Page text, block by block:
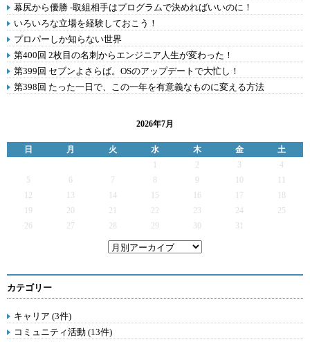
幕尻から優勝 -取組相手はプログラムで決めればいいのに！
いろいろな立場を経験しておこう！
プロパーしか知らない世界
第400回 2枚目の名刺からエンジニア人生が変わった！
第399回 セブンよさらば。OSのアップデートで大忙し！
第398回 たった一日で、この一年を有意義なものに変える方法
2026年7月
日 月 火 水 木 金
土
2 3
4
5
6 7 9
12
13 14 15 16 17
19
20 21 22 23 24
25
26
27 28 29 30 31
カテゴリー
キャリア (3件)
コミュニティ活動 (13件)